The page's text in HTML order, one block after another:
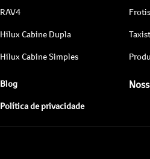
RAV4
Hilux Cabine Dupla
Hilux Cabine Simples
Blog
Política de privacidade